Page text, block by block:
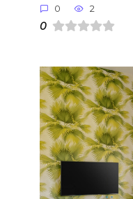
0 2
0